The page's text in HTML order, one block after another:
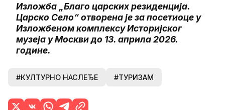
Изложба „Благо царских резиденција.
Царско Село“ отворена је за посетиоце у
Изложбеном комплексу Историјског
музеја у Москви до 13. априла 2026.
године.
#КУЛТУРНО НАСЛЕЂЕ #ТУРИЗАМ